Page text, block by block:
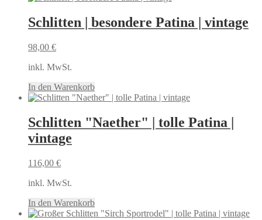
Schlitten | besondere Patina | vintage
98,00 €
inkl. MwSt.
In den Warenkorb
Schlitten "Naether" | tolle Patina |
vintage
116,00 €
inkl. MwSt.
In den Warenkorb